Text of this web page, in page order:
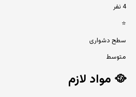
4 نفر
⭐
سطح دشواری
متوسط
🥘 مواد لازم